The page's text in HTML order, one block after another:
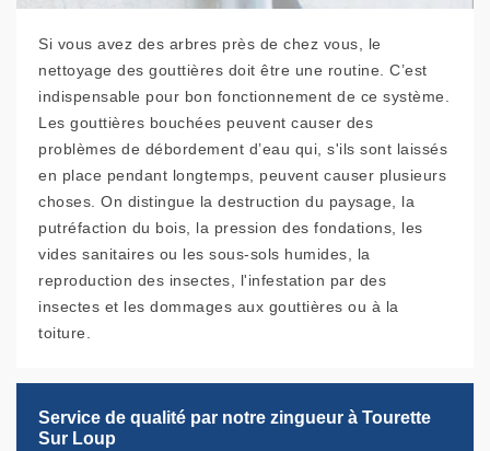
Si vous avez des arbres près de chez vous, le
nettoyage des gouttières doit être une routine. C’est
indispensable pour bon fonctionnement de ce système.
Les gouttières bouchées peuvent causer des
problèmes de débordement d’eau qui, s'ils sont laissés
en place pendant longtemps, peuvent causer plusieurs
choses. On distingue la destruction du paysage, la
putréfaction du bois, la pression des fondations, les
vides sanitaires ou les sous-sols humides, la
reproduction des insectes, l'infestation par des
insectes et les dommages aux gouttières ou à la
toiture.
Service de qualité par notre zingueur à Tourette
Sur Loup